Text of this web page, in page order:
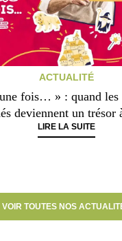
ACTUALITÉ
fois… » : quand les
deviennent un trésor
LIRE LA SUITE
VOIR TOUTES NOS